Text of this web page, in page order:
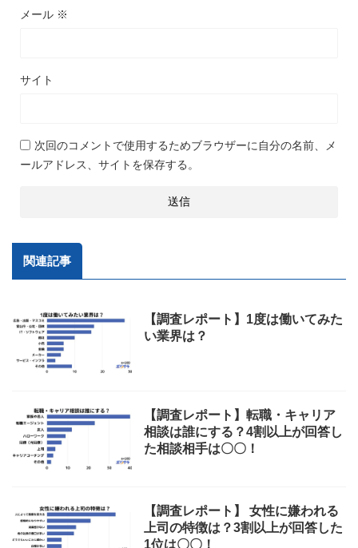
メール ※
サイト
次回のコメントで使用するためブラウザーに自分の名前、メ
ールアドレス、サイトを保存する。
関連記事
【調査レポート】1度は働いてみた
い業界は？
【調査レポート】転職・キャリア
相談は誰にする？4割以上が回答し
た相談相手は〇〇！
【調査レポート】 女性に嫌われる
上司の特徴は？3割以上が回答した
1位は〇〇！